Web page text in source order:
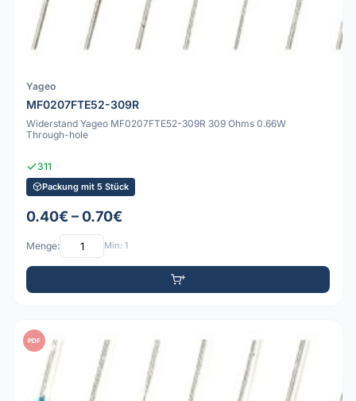
Yageo
MF0207FTE52-309R
Widerstand Yageo MF0207FTE52-309R 309 Ohms 0.66W
Through-hole
311
Packung mit 5 Stück
0.40€ – 0.70€
Menge: Min: 1
PDF